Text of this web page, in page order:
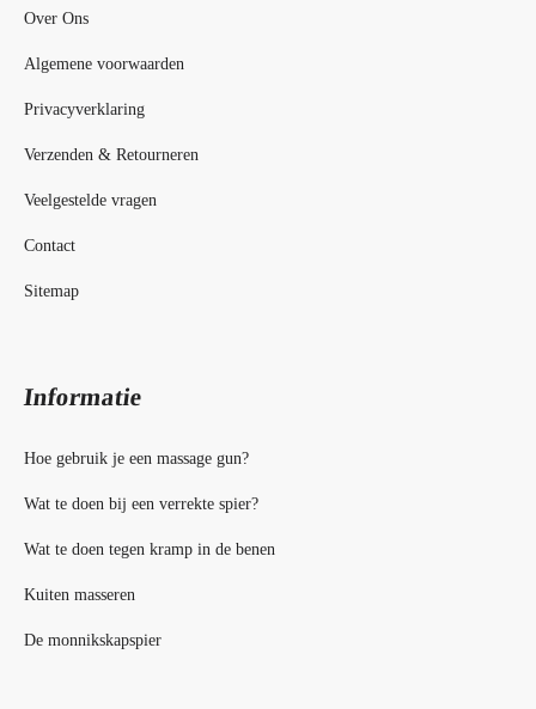
Over Ons
Algemene voorwaarden
Privacyverklaring
Verzenden & Retourneren
Veelgestelde vragen
Contact
Sitemap
Informatie
Hoe gebruik je een massage gun?
Wat te doen bij een verrekte spier?
Wat te doen tegen kramp in de benen
Kuiten masseren
De monnikskapspier